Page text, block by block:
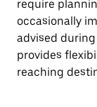
require
occasionally
advised during
provides
reaching